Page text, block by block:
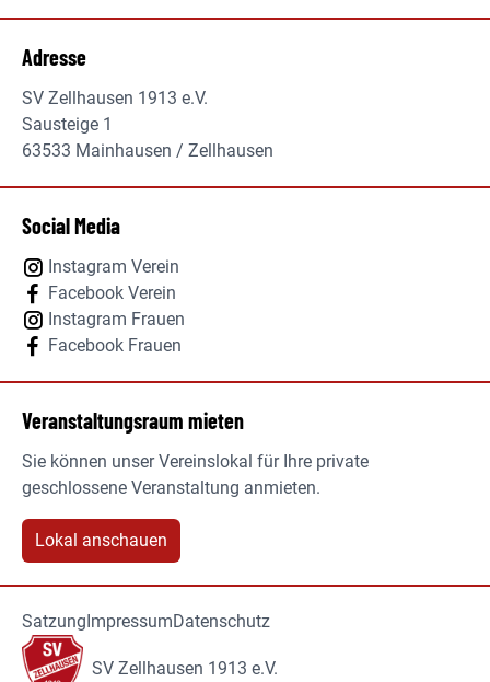
Adresse
SV Zellhausen 1913 e.V.
Sausteige 1
63533 Mainhausen / Zellhausen
Social Media
Instagram Verein
Facebook Verein
Instagram Frauen
Facebook Frauen
Veranstaltungsraum mieten
Sie können unser Vereinslokal für Ihre private
geschlossene Veranstaltung anmieten.
Lokal anschauen
SatzungImpressumDatenschutz
SV Zellhausen 1913 e.V.